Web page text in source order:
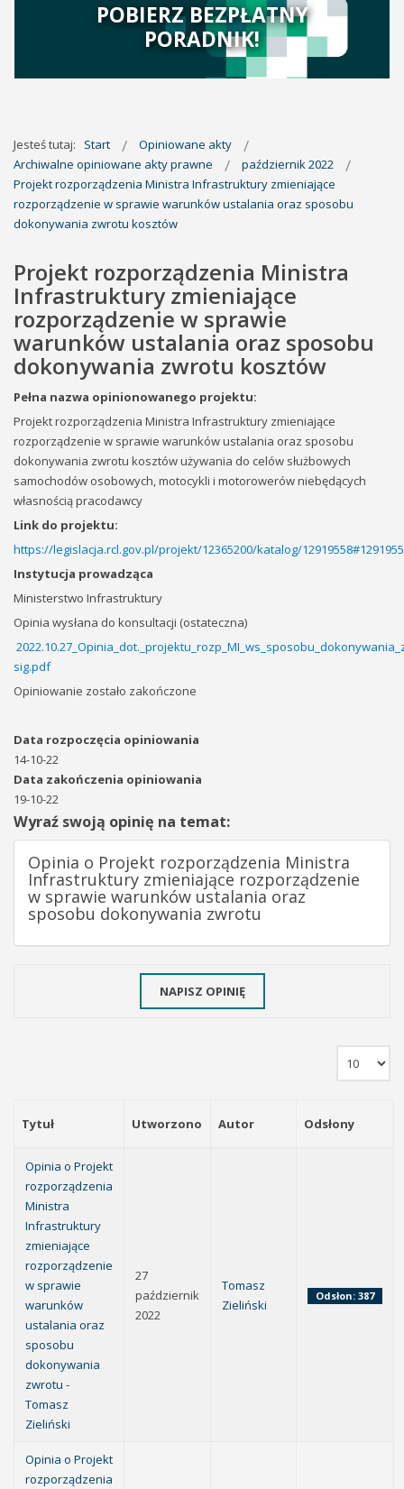
POBIERZ BEZPŁATNY
PORADNIK!
Jesteś tutaj: Start
Opiniowane akty
Archiwalne opiniowane akty prawne
październik 2022
Projekt rozporządzenia Ministra Infrastruktury zmieniające
rozporządzenie w sprawie warunków ustalania oraz sposobu
dokonywania zwrotu kosztów
Projekt rozporządzenia Ministra
Infrastruktury zmieniające
rozporządzenie w sprawie
warunków ustalania oraz sposobu
dokonywania zwrotu kosztów
Pełna nazwa opinionowanego projektu:
Projekt rozporządzenia Ministra Infrastruktury zmieniające
rozporządzenie w sprawie warunków ustalania oraz sposobu
dokonywania zwrotu kosztów używania do celów służbowych
samochodów osobowych, motocykli i motorowerów niebędących
własnością pracodawcy
Link do projektu:
https://legislacja.rcl.gov.pl/projekt/12365200/katalog/
Instytucja prowadząca
Ministerstwo Infrastruktury
Opinia wysłana do konsultacji (ostateczna)
sig.pdf
Opiniowanie zostało zakończone
Data rozpoczęcia opiniowania
14-10-22
Data zakończenia opiniowania
19-10-22
Wyraź swoją opinię na temat:
Opinia o Projekt rozporządzenia Ministra
Infrastruktury zmieniające rozporządzenie
w sprawie warunków ustalania oraz
sposobu dokonywania zwrotu
NAPISZ OPINIĘ
Tytuł Utworzono Autor Odsłony
Opinia o Projekt
rozporządzenia
Ministra
Infrastruktury
zmieniające
rozporządzenie
w sprawie
warunków
ustalania oraz
sposobu
dokonywania
zwrotu -
Tomasz
Zieliński
27
październik
2022
Tomasz
Zieliński
Odsłon: 387
Opinia o Projekt
rozporządzenia